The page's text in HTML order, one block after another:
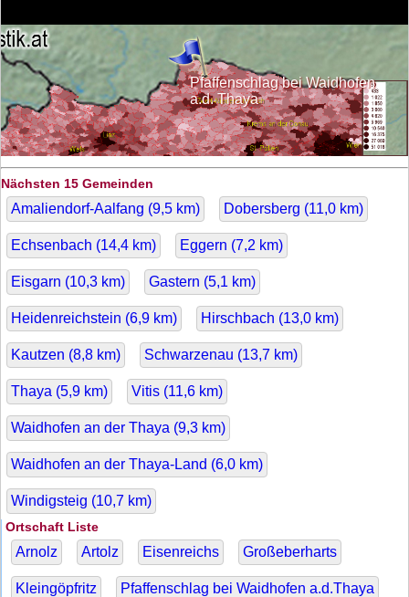
Pfaffenschlag bei Waidhofen
a.d. Thaya
Nächsten 15 Gemeinden
Amaliendorf-Aalfang (9,5 km) Dobersberg (11,0 km)
Echsenbach (14,4 km) Eggern (7,2 km)
Eisgarn (10,3 km) Gastern (5,1 km)
Heidenreichstein (6,9 km) Hirschbach (13,0 km)
Kautzen (8,8 km) Schwarzenau (13,7 km)
Thaya (5,9 km) Vitis (11,6 km)
Waidhofen an der Thaya (9,3 km)
Waidhofen an der Thaya-Land (6,0 km)
Windigsteig (10,7 km)
Ortschaft Liste
Arnolz Artolz Eisenreichs Großeberharts
Kleingöpfritz Pfaffenschlag bei Waidhofen a.d.Thaya